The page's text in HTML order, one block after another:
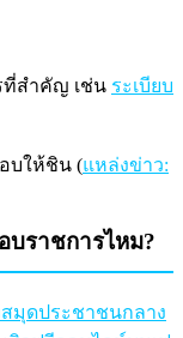
ที่สำคัญ เช่น ระเบียบ
บให้ชิน (แหล่งข่าว:
ราชการไหม?
มุดประชาชนกลาง